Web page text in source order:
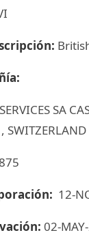
SA
SWITZERLAND
12-
02-